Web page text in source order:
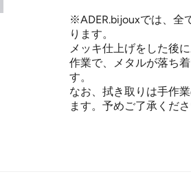
※ADER.bijouxでは、全
ります。
メッキ仕上げをした後
作業で、メタルが落ち
す。
なお、拭き取りは手作
ます。予めご了承くださ